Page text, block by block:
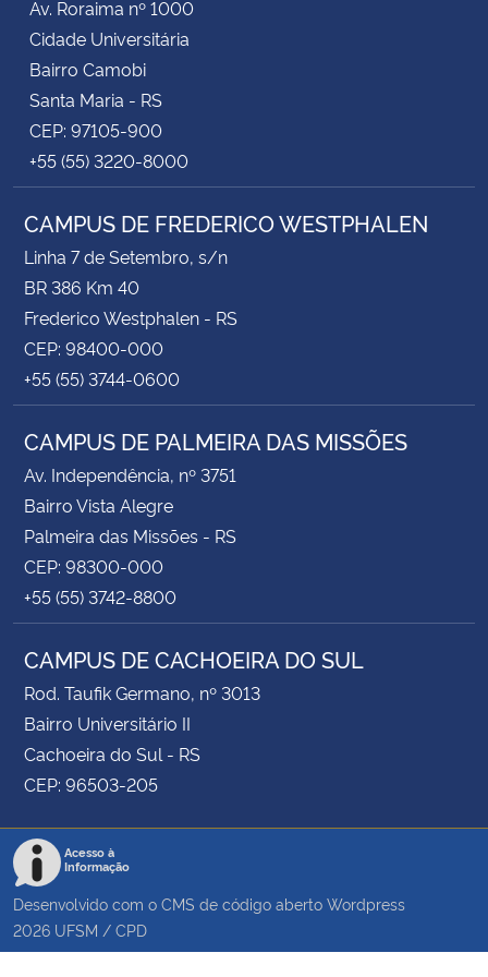
Av. Roraima nº 1000
Cidade Universitária
Bairro Camobi
Santa Maria - RS
CEP: 97105-900
+55 (55) 3220-8000
CAMPUS DE FREDERICO WESTPHALEN
Linha 7 de Setembro, s/n
BR 386 Km 40
Frederico Westphalen - RS
CEP: 98400-000
+55 (55) 3744-0600
CAMPUS DE PALMEIRA DAS MISSÕES
Av. Independência, nº 3751
Bairro Vista Alegre
Palmeira das Missões - RS
CEP: 98300-000
+55 (55) 3742-8800
CAMPUS DE CACHOEIRA DO SUL
Rod. Taufik Germano, nº 3013
Bairro Universitário II
Cachoeira do Sul - RS
CEP: 96503-205
Acesso à
Informação
Desenvolvido com o CMS de código aberto Wordpress
2026 UFSM / CPD